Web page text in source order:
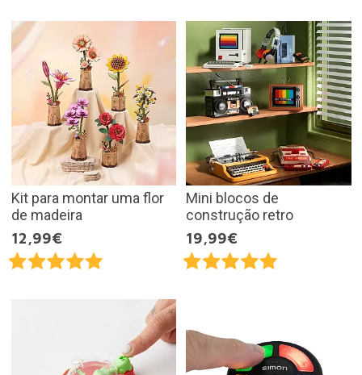
Kit para montar uma flor
de madeira
12,99€
Mini blocos de
construção retro
19,99€